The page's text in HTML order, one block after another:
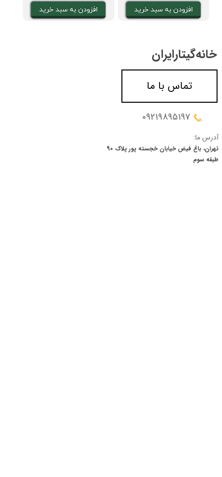
افزودن به سبد خرید افزودن به سبد خرید
خانه‌گیتار‌ایران
09219895197
آدرس ما:
تهران، باغ فیض خیابان خجسته پور پلاک 90
​​​​​​​طبقه سوم
تماس با ما